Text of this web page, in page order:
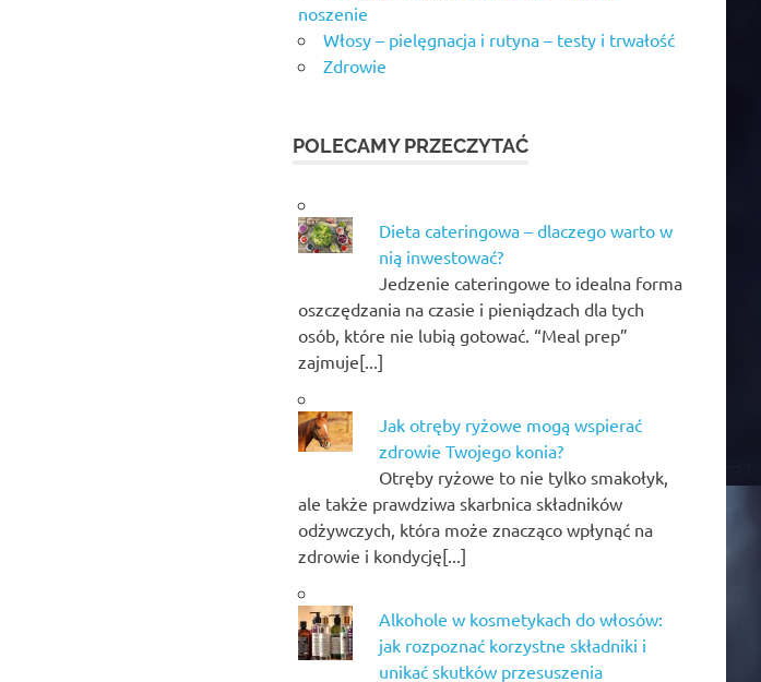
noszenie
Włosy – pielęgnacja i rutyna – testy i trwałość
Zdrowie
POLECAMY PRZECZYTAĆ
Dieta cateringowa – dlaczego warto w
nią inwestować?
Jedzenie cateringowe to idealna forma
oszczędzania na czasie i pieniądzach dla tych
osób, które nie lubią gotować. “Meal prep”
zajmuje[...]
Jak otręby ryżowe mogą wspierać
zdrowie Twojego konia?
Otręby ryżowe to nie tylko smakołyk,
ale także prawdziwa skarbnica składników
odżywczych, która może znacząco wpłynąć na
zdrowie i kondycję[...]
Alkohole w kosmetykach do włosów:
jak rozpoznać korzystne składniki i
unikać skutków przesuszenia